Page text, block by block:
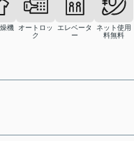
機
オートロッ
ク
エレベータ
ー
ネット使用
料無料